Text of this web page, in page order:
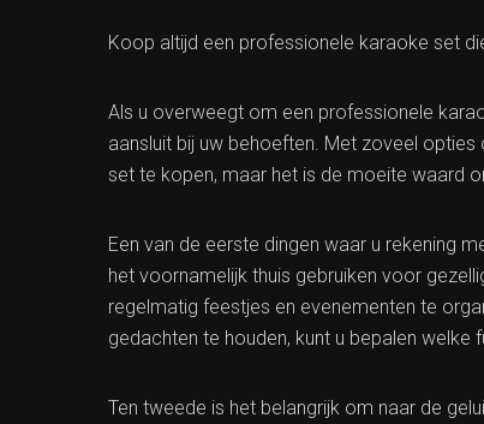
Koop altijd een professionele karaoke set
Als u overweegt om een professionele
aansluit bij uw behoeften. Met zoveel
set te kopen, maar het is de moeite waard
Een van de eerste dingen waar u rekening
het voornamelijk thuis gebruiken voor
regelmatig feestjes en evenementen te
gedachten te houden, kunt u bepalen
Ten tweede is het belangrijk om naar de